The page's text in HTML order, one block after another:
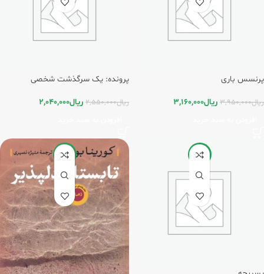
پرنسس باری
ریال3,950,000 ریال3,160,000
پرونده: یک سرگذشت شخصی
ریال2,550,000 ریال2,040,000
-20%
-20%